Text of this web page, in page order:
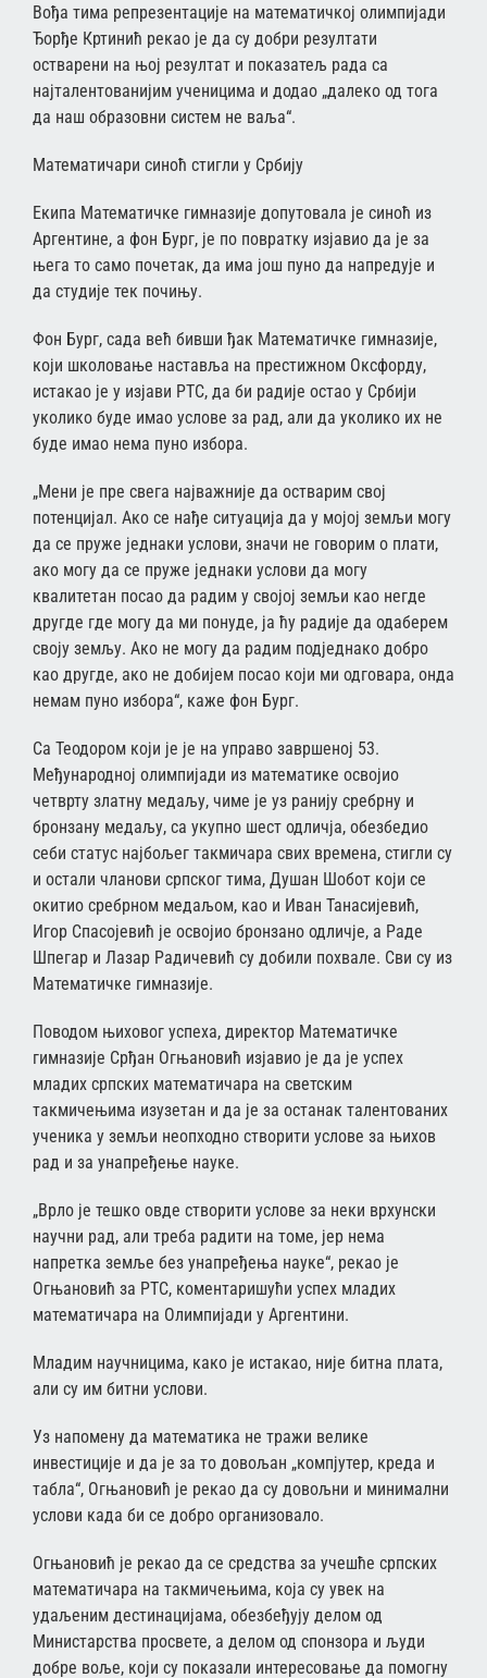
Вођа тима репрезентације на математичкој олимпијади
Ђорђе Кртинић рекао је да су добри резултати
остварени на њој резултат и показатељ рада са
најталентованијим ученицима и додао „далеко од тога
да наш образовни систем не ваља“.
Математичари синоћ стигли у Србију
Екипа Математичке гимназије допутовала је синоћ из
Аргентине, а фон Бург, је по повратку изјавио да је за
њега то само почетак, да има још пуно да напредује и
да студије тек почињу.
Фон Бург, сада већ бивши ђак Математичке гимназије,
који школовање наставља на престижном Оксфорду,
истакао је у изјави РТС, да би радије остао у Србији
уколико буде имао услове за рад, али да уколико их не
буде имао нема пуно избора.
„Мени је пре свега најважније да остварим свој
потенцијал. Ако се нађе ситуација да у мојој земљи могу
да се пруже једнаки услови, значи не говорим о плати,
ако могу да се пруже једнаки услови да могу
квалитетан посао да радим у својој земљи као негде
другде где могу да ми понуде, ја ћу радије да одаберем
своју земљу. Ако не могу да радим подједнако добро
као другде, ако не добијем посао који ми одговара, онда
немам пуно избора“, каже фон Бург.
Са Теодором који је је на управо завршеној 53.
Међународној олимпијади из математике освојио
четврту златну медаљу, чиме је уз ранију сребрну и
бронзану медаљу, са укупно шест одличја, обезбедио
себи статус најбољег такмичара свих времена, стигли су
и остали чланови српског тима, Душан Шобот који се
окитио сребрном медаљом, као и Иван Танасијевић,
Игор Спасојевић је освојио бронзано одличје, а Раде
Шпегар и Лазар Радичевић су добили похвале. Сви су из
Математичке гимназије.
Поводом њиховог успеха, директор Математичке
гимназије Срђан Огњановић изјавио је да је успех
младих српских математичара на светским
такмичењима изузетан и да је за останак талентованих
ученика у земљи неопходно створити услове за њихов
рад и за унапређење науке.
„Врло је тешко овде створити услове за неки врхунски
научни рад, али треба радити на томе, јер нема
напретка земље без унапређења науке“, рекао је
Огњановић за РТС, коментаришући успех младих
математичара на Олимпијади у Аргентини.
Младим научницима, како је истакао, није битна плата,
али су им битни услови.
Уз напомену да математика не тражи велике
инвестиције и да је за то довољан „компјутер, креда и
табла“, Огњановић је рекао да су довољни и минимални
услови када би се добро организовало.
Огњановић је рекао да се средства за учешће српских
математичара на такмичењима, која су увек на
удаљеним дестинацијама, обезбеђују делом од
Министарства просвете, а делом од спонзора и људи
добре воље, који су показали интересовање да помогну